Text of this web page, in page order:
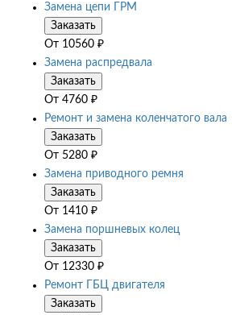
Замена цепи ГРМ
Заказать
От 10560 ₽
Замена распредвала
Заказать
От 4760 ₽
Ремонт и замена коленчатого вала
Заказать
От 5280 ₽
Замена приводного ремня
Заказать
От 1410 ₽
Замена поршневых колец
Заказать
От 12330 ₽
Ремонт ГБЦ двигателя
Заказать